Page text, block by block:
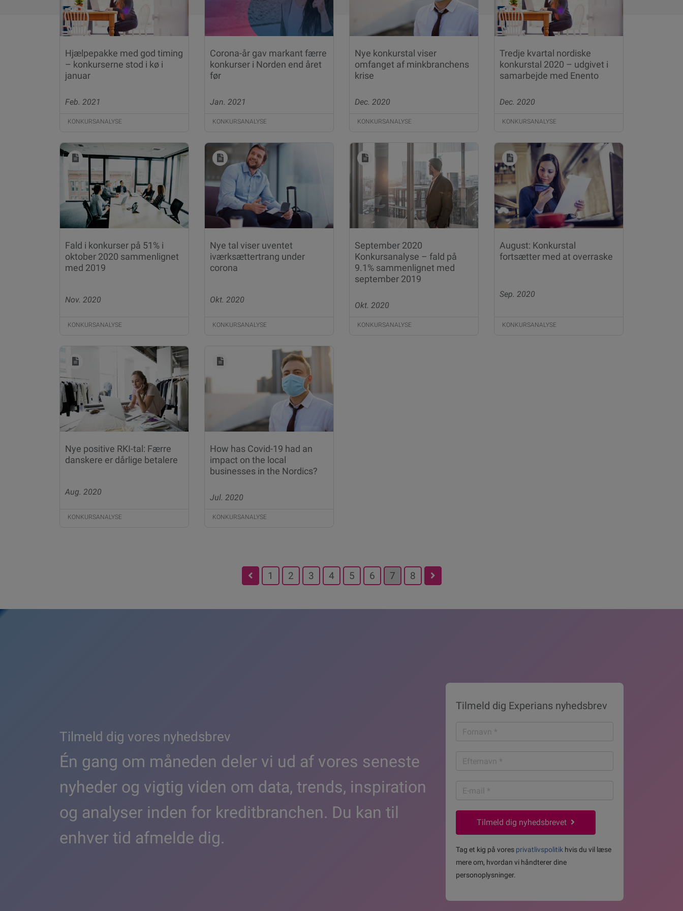
Hjælpepakke med god timing
– konkurserne stod i kø i
januar
Feb. 2021
KONKURSANALYSE
Corona-år gav markant færre
konkurser i Norden end året
før
Jan. 2021
KONKURSANALYSE
Nye konkurstal viser
omfanget af minkbranchens
krise
Dec. 2020
KONKURSANALYSE
Tredje kvartal nordiske
konkurstal 2020 – udgivet i
samarbejde med Enento
Dec. 2020
KONKURSANALYSE
Fald i konkurser på 51% i
oktober 2020 sammenlignet
med 2019
Nov. 2020
KONKURSANALYSE
Nye tal viser uventet
iværksættertrang under
corona
Okt. 2020
KONKURSANALYSE
September 2020
Konkursanalyse – fald på
9.1% sammenlignet med
september 2019
Okt. 2020
KONKURSANALYSE
August: Konkurstal
fortsætter med at overraske
Sep. 2020
KONKURSANALYSE
Nye positive RKI-tal: Færre
danskere er dårlige betalere
Aug. 2020
KONKURSANALYSE
How has Covid-19 had an
impact on the local
businesses in the Nordics?
Jul. 2020
KONKURSANALYSE
1 2 3 4 5 6 7 8
Tilmeld dig vores nyhedsbrev
Én gang om måneden deler vi ud af vores seneste
nyheder og vigtig viden om data, trends, inspiration
og analyser inden for kreditbranchen. Du kan til
enhver tid afmelde dig.
Tilmeld dig Experians nyhedsbrev
Fornavn
*
Efternavn
*
mail
*
Tilmeld dig nyhedsbrevet
Tag et kig på vores privatlivspolitik hvis du vil læse
mere om, hvordan vi håndterer dine
personoplysninger.